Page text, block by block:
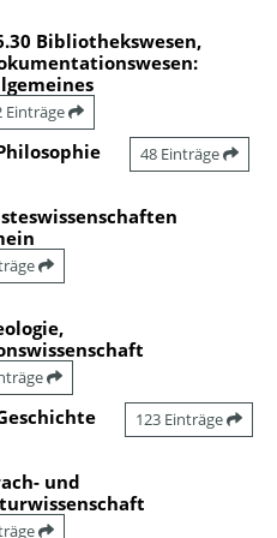
Bibliothekswesen,
Einträge
48 Einträge
123 Einträge
und